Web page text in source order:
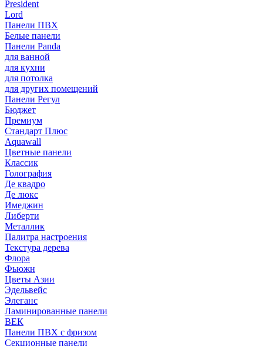
President
Lord
Панели ПВХ
Белые панели
Панели Panda
для ванной
для кухни
для потолка
для других помещений
Панели Регул
Бюджет
Премиум
Стандарт Плюс
Aquawall
Цветные панели
Классик
Голография
Де квадро
Де люкс
Имеджин
Либерти
Металлик
Палитра настроения
Текстура дерева
Флора
Фьюжн
Цветы Азии
Эдельвейс
Элеганс
Ламинированные панели
ВЕК
Панели ПВХ с фризом
Секционные панели